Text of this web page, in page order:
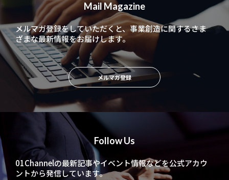
Follow Us
01Channelの最新記事やイベント情報などを公式アカウ
ントから発信しています。
Mail Magazine
メルマガ登録をしていただくと、事業創造に関するさま
ざまな最新情報をお届けします。
メルマガ登録